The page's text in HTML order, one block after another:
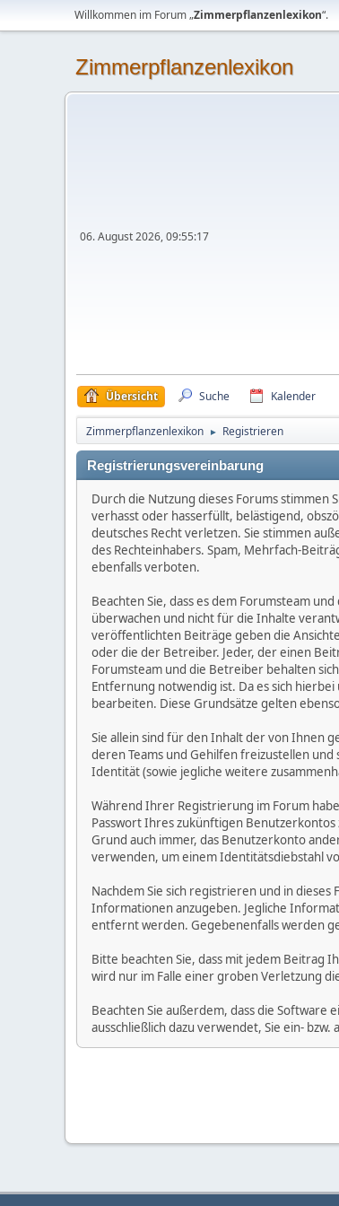
Willkommen im Forum „Zimmerpflanzenlexikon“.
Zimmerpflanzenlexikon
06. August 2026, 09:55:17
Übersicht Suche Kalender
Zimmerpflanzenlexikon ► Registrieren
Registrierungsvereinbarung
Durch die Nutzung dieses Forums stimmen
verhasst oder hasserfüllt, belästigend,
deutsches Recht verletzen. Sie stimmen
des Rechteinhabers. Spam, Mehrfach-
ebenfalls verboten.
Beachten Sie, dass es dem Forumsteam
überwachen und nicht für die Inhalte
veröffentlichten Beiträge geben die
oder die der Betreiber. Jeder, der einen
Forumsteam und die Betreiber behalten
Entfernung notwendig ist. Da es sich
bearbeiten. Diese Grundsätze gelten
Sie allein sind für den Inhalt der von Ihnen
deren Teams und Gehilfen freizustellen
Identität (sowie jegliche weitere
Während Ihrer Registrierung im Forum
Passwort Ihres zukünftigen
Grund auch immer, das Benutzerkonto
verwenden, um einem Identitätsdiebstahl
Nachdem Sie sich registrieren und in
Informationen anzugeben. Jegliche
entfernt werden. Gegebenenfalls werden
Bitte beachten Sie, dass mit jedem
wird nur im Falle einer groben Verletzung
Beachten Sie außerdem, dass die Software
ausschließlich dazu verwendet, Sie ein-